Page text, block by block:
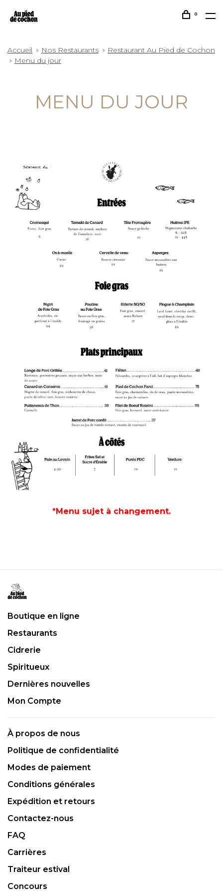
0
Accueil Nos Restaurants
Restaurant Au Pied de Cochon
Menu du jour
MENU DU JOUR
*Menu sujet à changement.
Boutique en ligne
Restaurants
Cidrerie
Spiritueux
Dernières nouvelles
Mon Compte
À propos de nous
Politique de confidentialité
Modes de paiement
Conditions générales
Expédition et retours
Contactez-nous
FAQ
Carrières
Traiteur estival
Concours